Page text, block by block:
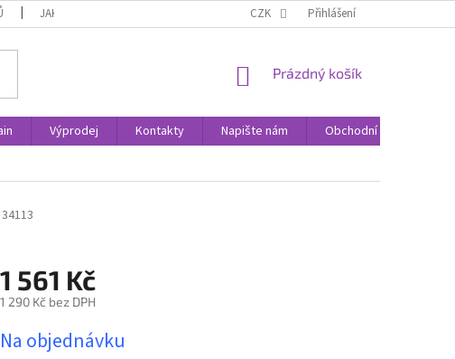
JAK NAKUPOVAT CZK Přihlášení
NÁKUPNÍ
Prázdný košík
Výprodej Kontakty Napište nám
Obchodní podmínky
34113
1 561 Kč
1 290 Kč bez DPH
cena:
Na objednávku